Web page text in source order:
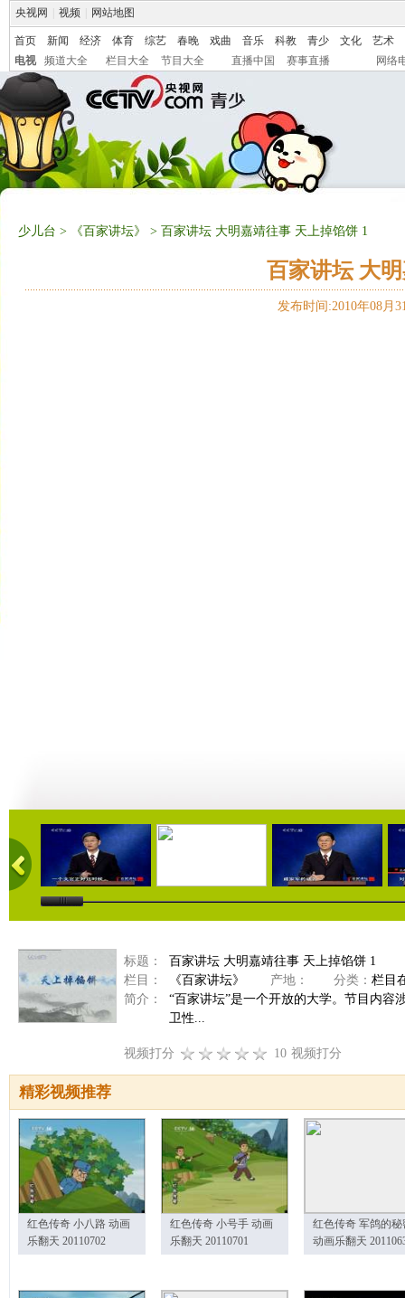
央视网 视频 网站地图
首页 新闻 经济 体育 综艺 春晚 戏曲 音乐 科教 青少 文化
艺术
电视
频道大全 栏目大全 节目大全 直播中国 赛事直播 网络
少儿台 > 《百家讲坛》 > 百家讲坛 大明嘉靖往事 天上掉馅饼 1
百家讲坛 大
发布时间:2010年08月
15:43 23:37 21:54
标题：
百家讲坛 大明嘉靖往事 天上掉馅饼 1
栏目：
《百家讲坛》 产地： 分类： 栏目
简介：
“百家讲坛”是一个开放的大学。节目内容
卫性...
视频打分 10 视频打分
精彩视频推荐
红色传奇 小八路 动画
乐翻天 20110702
红色传奇 小号手 动画
乐翻天 20110701
红色传奇 军鸽的秘
动画乐翻天